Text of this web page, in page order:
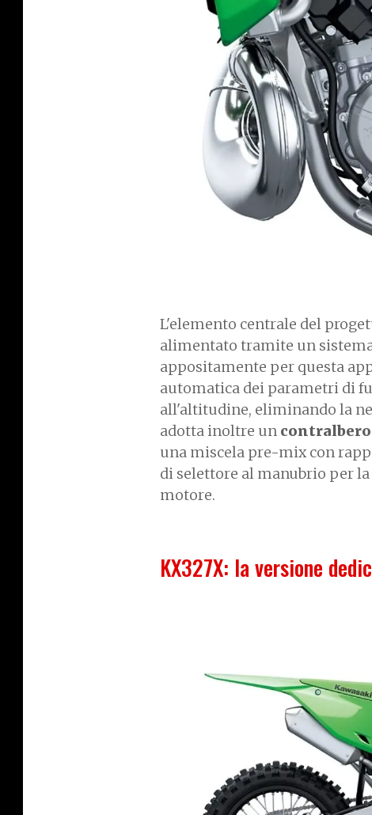
L'elemento centrale del
alimentato tramite un
appositamente per questa
automatica dei parametri di
all'altitudine, eliminando la
adotta inoltre un
una miscela pre-mix con
di selettore al manubrio per
motore.
KX327X: la versione